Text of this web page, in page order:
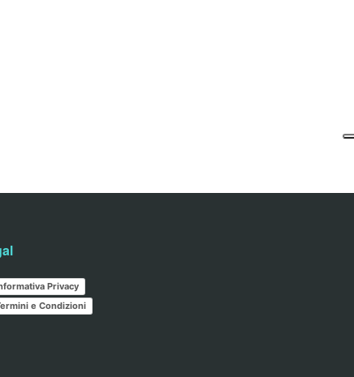
Privacy
e Condizioni